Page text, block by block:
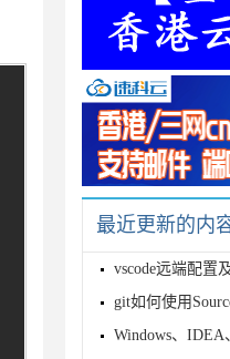
最近更新的内
vscode远端配置